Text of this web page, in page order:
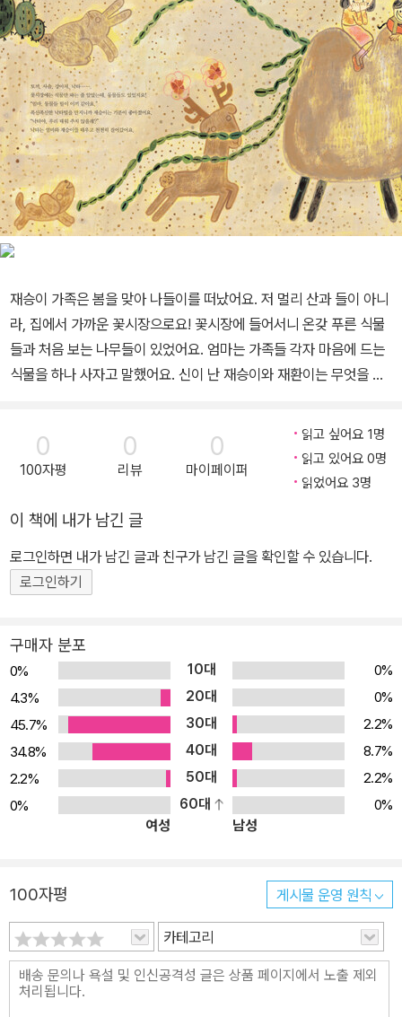
재승이 가족은 봄을 맞아 나들이를 떠났어요. 저 멀리 산과 들이 아니
라, 집에서 가까운 꽃시장으로요! 꽃시장에 들어서니 온갖 푸른 식물
들과 처음 보는 나무들이 있었어요. 엄마는 가족들 각자 마음에 드는
식물을 하나 사자고 말했어요. 신이 난 재승이와 재환이는 무엇을 살
하고 재미난 일들이 벌어졌어요! 잎이 넓적한 관엽 식물이 괴물로 변
해서 형 재환이를 덮치려고 하고, 여우 꼬리를 닮은 식물이 도망을 가
기도 했지요. 재승이와 엄마는 낙타 토피어리를 타고 산책도 했어요.
한 꽃시장 모험을 끝내고 집으로 돌아왔어요. 식물들을 심기 위해 화
분과 흙도 샀지요. 집에 와서 가족들은 각자 산 식물들을 옮겨 심었어
요. 어느새 재승이네 집에도 예쁜 화단이 만들어 졌어요. 다음에 꽃시
장에 가면 어떤 식물들을 만날 수 있을까요? 자연의 아름다움을 느낄
러싸인 도심 속에 살다 보면 아이들에게 흙을 밟게 해주거나, 꽃향기
를 맡게 해주는 기회가 쉽지 않습니다. 아이들에게 자연을 느끼게 해
주고 싶을 때, 멀리 나가지 않고 꽃시장으로 떠나면 어떨까요? 꽃시
장에서는 1년 내내 푸른 식물들을 구경할 수 있습니다. 바깥에는 아직
도 차가운 기운이 그대로 남아 있지만 꽃시장 안은 이제 막 싹을 틔우
기 시작한 꽃들과 진한 향기를 내뿜는 허브, 파랗게 자란 나무들로 마
치 딴 세상과 같지요. , <두근두근 꽃시장 나들이>의 주인공 재승이
도 꽃시장에 처음 가 보곤 깜짝 놀랐답니다. 처음 보는 꽃들과 화초들
리고 아름다운 자연에 대한 찬사와 감탄을 스스로 하게 됐답니다. 아
름다움을 느끼고 표현할 줄 아는 것은 유아들에게 꼭 필요한 정서적
경험입니다. 하지만 요즘 아이들은 그런 경험이 부족합니다. 아름다
운 자연을 보고 탄성을 지르며 충분히 감탄할 기회가 부족하기 때문
이겠지요. 화려하게 꽃을 피운 선인장과 장미, 꼿꼿이 봉오리를 세운
서양 난과 각종 허브, 과일나무까지 아름다운 색과 모양, 향기는 꽃시
0
100자평
0
리뷰
0
마이페이퍼
읽고 싶어요 1명
읽고 있어요 0명
읽었어요 3명
이 책에 내가 남긴 글
로그인하면 내가 남긴 글과 친구가 남긴 글을 확인할 수 있습니다.
로그인하기
구매자 분포
0% 10대
0%
4.3%
20대
0%
45.7%
30대
2.2%
34.8%
40대
8.7%
2.2%
50대
2.2%
0%
60대
0%
여성
남성
100자평 게시물 운영 원칙
카테고리